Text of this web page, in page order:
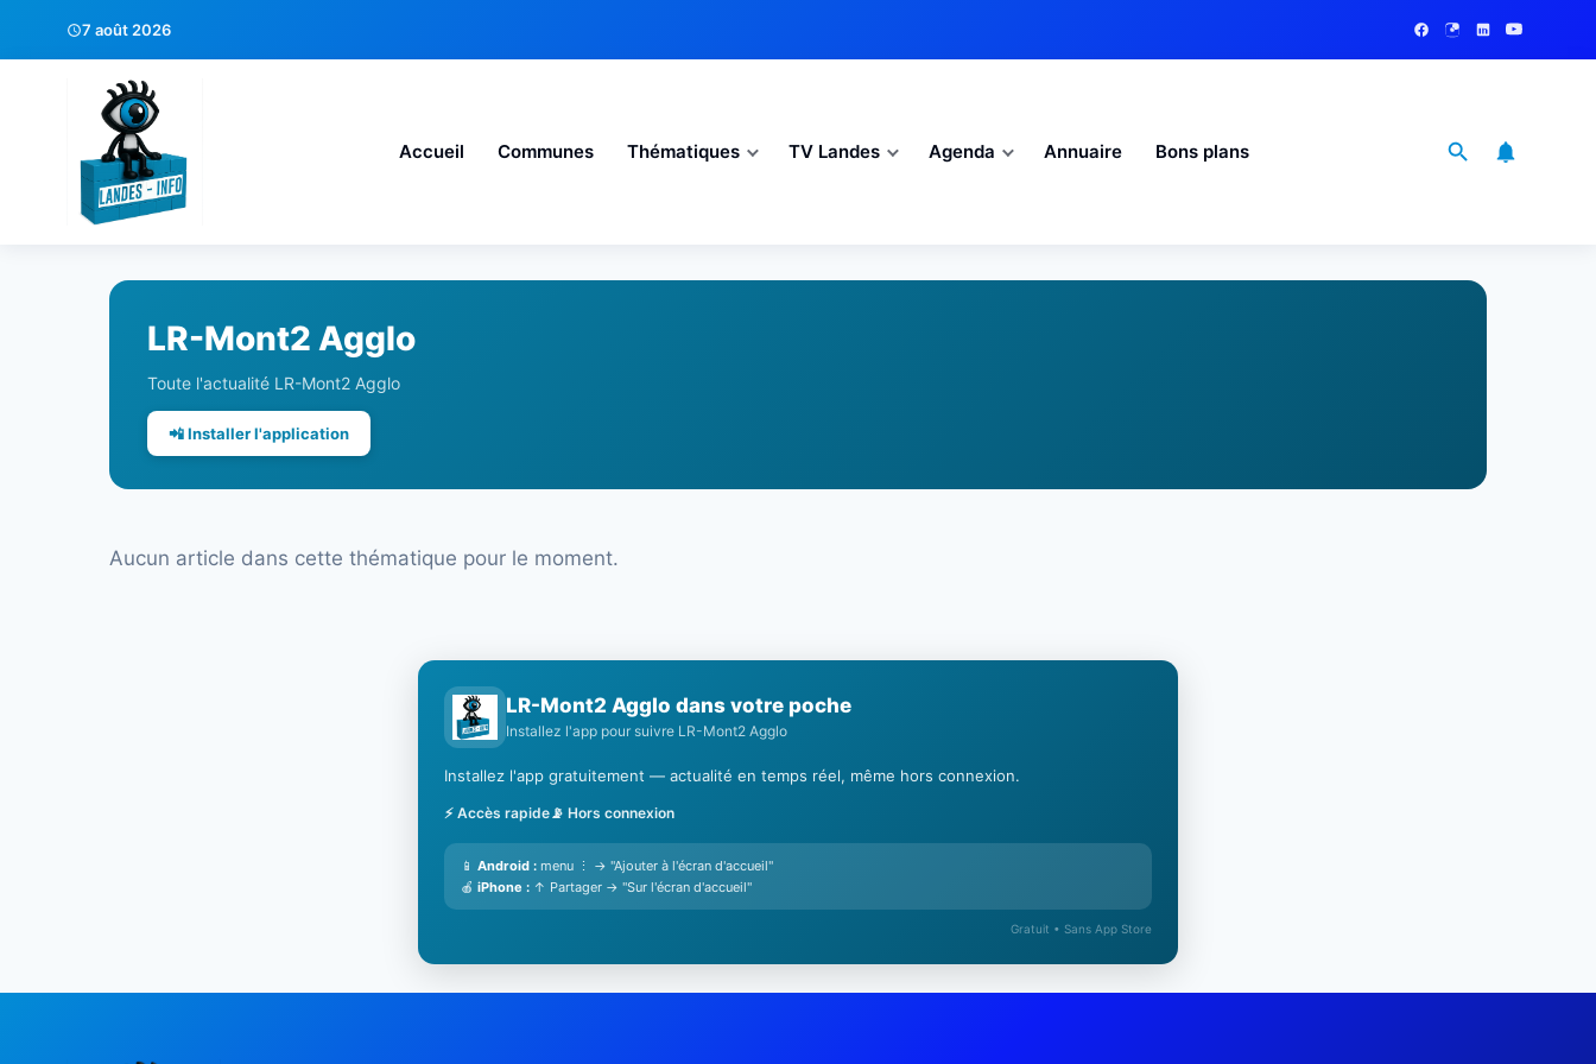
7 août 2026
Accueil Communes Thématiques TV Landes Agenda Annuaire Bons plans
LR-Mont2 Agglo
Toute l'actualité LR-Mont2 Agglo
📲 Installer l'application
Aucun article dans cette thématique pour le moment.
LR-Mont2 Agglo dans votre poche
Installez l'app pour suivre LR-Mont2 Agglo
Installez l'app gratuitement — actualité en temps réel, même hors connexion.
⚡ Accès rapide📡 Hors connexion
📱 Android : menu ⋮ → "Ajouter à l'écran d'accueil"
🍎 iPhone : ↑ Partager → "Sur l'écran d'accueil"
Gratuit • Sans App Store